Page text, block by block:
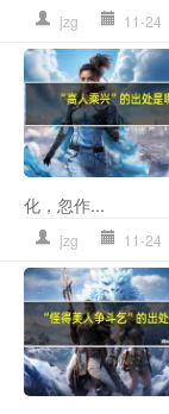
jzg 11-24
化，忽作...
jzg 11-24